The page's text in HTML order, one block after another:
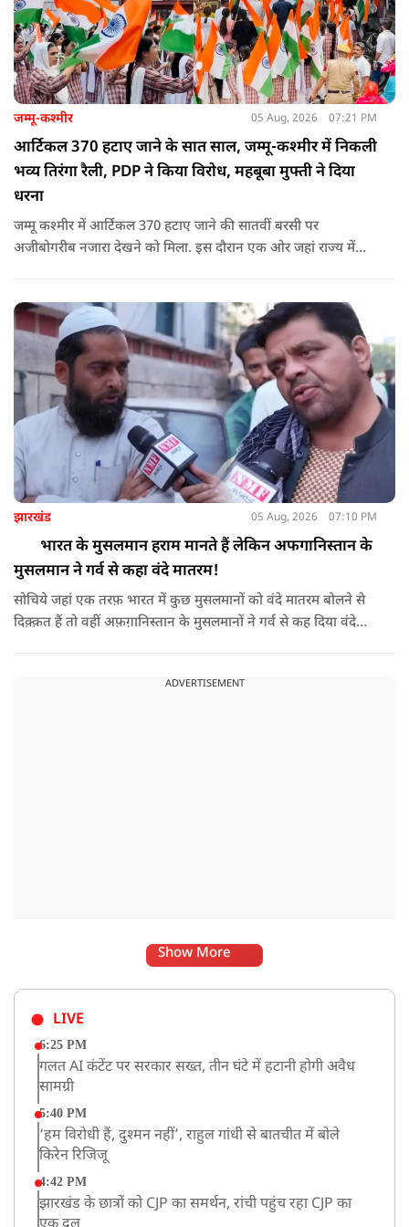
जम्मू-कश्मीर 05 Aug, 2026 07:21 PM
आर्टिकल 370 हटाए जाने के सात साल, जम्मू-कश्मीर में निकली
भव्य तिरंगा रैली, PDP ने किया विरोध, महबूबा मुफ्ती ने दिया
धरना
जम्मू कश्मीर में आर्टिकल 370 हटाए जाने की सातवीं बरसी पर
अजीबोगरीब नजारा देखने को मिला. इस दौरान एक ओर जहां राज्य में
झारखंड 05 Aug, 2026 07:10 PM
भारत के मुसलमान हराम मानते हैं लेकिन अफगानिस्तान के
मुसलमान ने गर्व से कहा वंदे मातरम!
सोचिये जहां एक तरफ़ भारत में कुछ मुसलमानों को वंदे मातरम बोलने से
दिक़्क़त हैं तो वहीं अफ़ग़ानिस्तान के मुसलमानों ने गर्व से कह दिया वंदे
ADVERTISEMENT
Show More
LIVE
6:25 PM
गलत AI कंटेंट पर सरकार सख्त, तीन घंटे में हटानी होगी अवैध
सामग्री
5:40 PM
‘हम विरोधी हैं, दुश्मन नहीं’, राहुल गांधी से बातचीत में बोले
किरेन रिजिजू
4:42 PM
झारखंड के छात्रों को CJP का समर्थन, रांची पहुंच रहा CJP का